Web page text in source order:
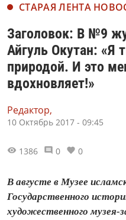
СТАРАЯ ЛЕНТА
Заголовок: В №9
Айгуль Окутан: «Я
природой. И это
вдохновляет!»
Редактор,
10 Октябрь 2017 - 09:45
1386 0 0
В августе в Музее
Государственного
художественного